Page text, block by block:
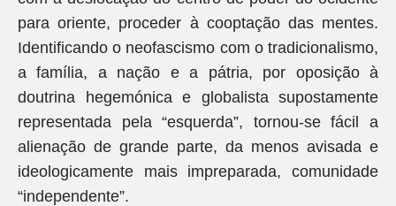
para oriente, proceder à cooptação das mentes.
Identificando o neofascismo com o tradicionalismo,
a família, a nação e a pátria, por oposição à
doutrina hegemónica e globalista supostamente
representada pela “esquerda”, tornou-se fácil a
alienação de grande parte, da menos avisada e
ideologicamente mais impreparada, comunidade
“independente”.